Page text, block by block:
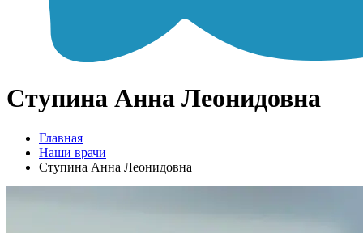
Ступина Анна Леонидовна
Главная
Наши врачи
Ступина Анна Леонидовна